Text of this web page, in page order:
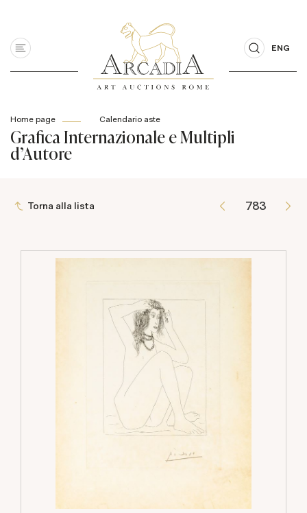
ENG
Home page Calendario aste
Grafica Internazionale e Multipli
d'Autore
Torna alla lista